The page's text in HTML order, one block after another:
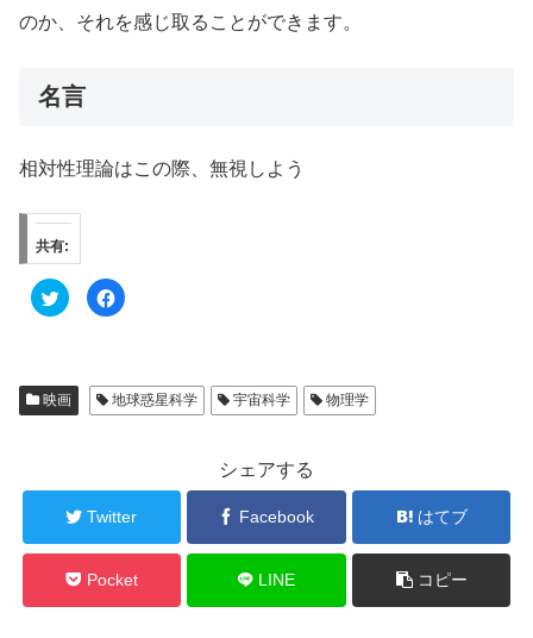
のか、それを感じ取ることができます。
名言
相対性理論はこの際、無視しよう
共有:
ク
リ
w
i
t
共
有
し
ウ
ィ
ン
F
a
k
で
共
は
ク
リ
ク
て
だ
映画 地球惑星科学 宇宙科学 物理学
シェアする
Twitter Facebook はてブ
Pocket LINE コピー